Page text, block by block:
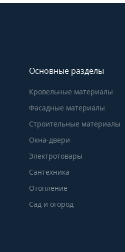
Основные разделы
Кровельные материалы
Фасадные материалы
Строительные материалы
Окна-двери
Электротовары
Сантехника
Отопление
Сад и огород